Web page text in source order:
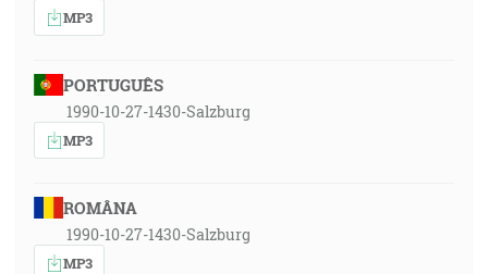
MP3
PORTUGUÊS
1990-10-27-1430-Salzburg
MP3
ROMÂNA
1990-10-27-1430-Salzburg
MP3